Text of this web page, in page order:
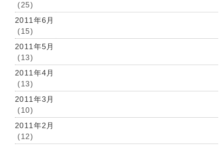
(25)
2011年6月
(15)
2011年5月
(13)
2011年4月
(13)
2011年3月
(10)
2011年2月
(12)